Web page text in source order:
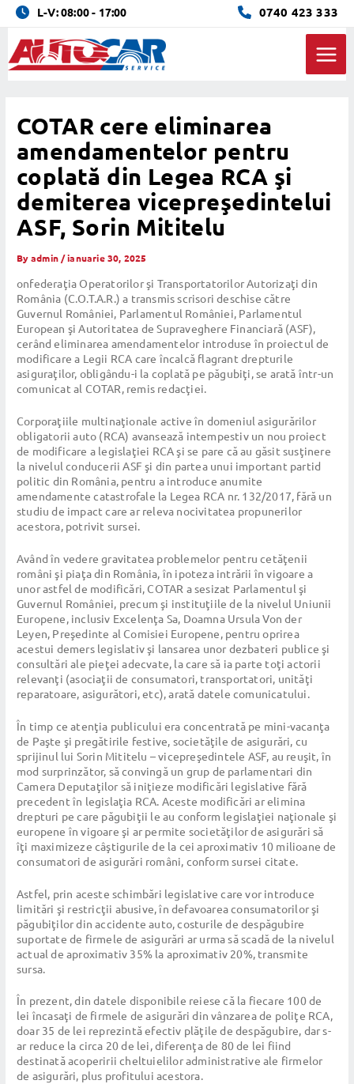
Skip
content
L-V: 08:00 - 17:00 0740 423 333
Main
COTAR cere eliminarea
amendamentelor pentru
coplată din Legea RCA şi
demiterea vicepreşedintelui
ASF, Sorin Mititelu
Byadmin/ianuarie 30, 2025
onfederaţia Operatorilor şi Transportatorilor Autorizaţi din
România (C.O.T.A.R.) a transmis scrisori deschise către
Guvernul României, Parlamentul României, Parlamentul
European şi Autoritatea de Supraveghere Financiară (ASF),
cerând eliminarea amendamentelor introduse în proiectul de
modificare a Legii RCA care încalcă flagrant drepturile
asiguraţilor, obligându-i la coplată pe păgubiţi, se arată într-un
comunicat al COTAR, remis redacţiei.
Corporaţiile multinaţionale active în domeniul asigurărilor
obligatorii auto (RCA) avansează intempestiv un nou proiect
de modificare a legislaţiei RCA şi se pare că au găsit susţinere
la nivelul conducerii ASF şi din partea unui important partid
politic din România, pentru a introduce anumite
amendamente catastrofale la Legea RCA nr. 132/2017, fără un
studiu de impact care ar releva nocivitatea propunerilor
acestora, potrivit sursei.
Având în vedere gravitatea problemelor pentru cetăţenii
români şi piaţa din România, în ipoteza intrării în vigoare a
unor astfel de modificări, COTAR a sesizat Parlamentul şi
Guvernul României, precum şi instituţiile de la nivelul Uniunii
Europene, inclusiv Excelenţa Sa, Doamna Ursula Von der
Leyen, Preşedinte al Comisiei Europene, pentru oprirea
acestui demers legislativ şi lansarea unor dezbateri publice şi
consultări ale pieţei adecvate, la care să ia parte toţi actorii
relevanţi (asociaţii de consumatori, transportatori, unităţi
reparatoare, asigurători, etc), arată datele comunicatului.
În timp ce atenţia publicului era concentrată pe mini-vacanţa
de Paşte şi pregătirile festive, societăţile de asigurări, cu
sprijinul lui Sorin Mititelu – vicepreşedintele ASF, au reuşit, în
mod surprinzător, să convingă un grup de parlamentari din
Camera Deputaţilor să iniţieze modificări legislative fără
precedent în legislaţia RCA. Aceste modificări ar elimina
drepturi pe care păgubiţii le au conform legislaţiei naţionale şi
europene în vigoare şi ar permite societăţilor de asigurări să
îţi maximizeze câştigurile de la cei aproximativ 10 milioane de
consumatori de asigurări români, conform sursei citate.
Astfel, prin aceste schimbări legislative care vor introduce
limitări şi restricţii abusive, în defavoarea consumatorilor şi
păgubiţilor din accidente auto, costurile de despăgubire
suportate de firmele de asigurări ar urma să scadă de la nivelul
actual de aproximativ 35% la aproximativ 20%, transmite
sursa.
În prezent, din datele disponibile reiese că la fiecare 100 de
lei încasaţi de firmele de asigurări din vânzarea de poliţe RCA,
doar 35 de lei reprezintă efectiv plăţile de despăgubire, dar s-
ar reduce la circa 20 de lei, diferenţa de 80 de lei fiind
destinată acoperirii cheltuielilor administrative ale firmelor
de asigurări, plus profitului acestora.